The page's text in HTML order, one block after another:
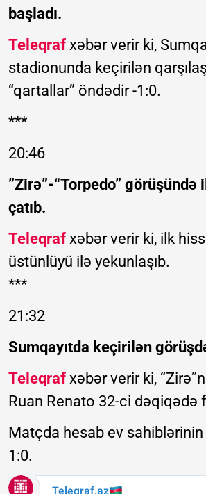
başladı.
Teleqraf xəbər verir ki,
stadionunda keçirilən
“qartallar” öndədir -1:0.
***
20:46
”Zirə”-“Torpedo” görüşündə
çatıb.
Teleqraf xəbər verir ki, ilk
üstünlüyü ilə yekunlaşıb.
***
21:32
Sumqayıtda keçirilən
Teleqraf xəbər verir ki,
Ruan Renato 32-ci dəqiqədə
Matçda hesab ev sahiblərinin
1:0.